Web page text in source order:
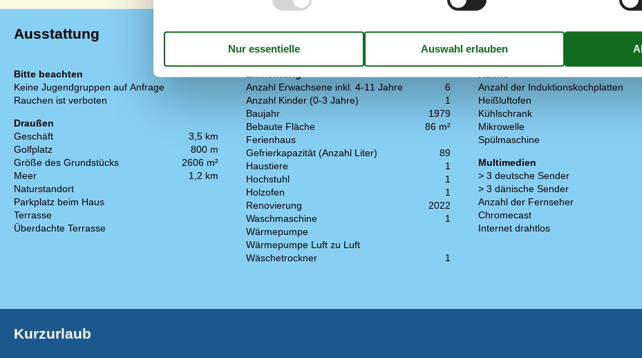
Ausstattung
Bitte beachten
Keine Jugendgruppen auf Anfrage
Rauchen ist verboten
Draußen
Geschäft
3,5 km
Golfplatz
800 m
Größe des Grundstücks
2606 m²
Meer
1,2 km
Naturstandort
Parkplatz beim Haus
Terrasse
Überdachte Terrasse
Einrichtung
Anzahl Erwachsene inkl. 4-11 Jahre
6
Anzahl Kinder (0-3 Jahre)
1
Baujahr
1979
Bebaute Fläche
86 m²
Ferienhaus
Gefrierkapazität (Anzahl Liter)
89
Haustiere
1
Hochstuhl
1
Holzofen
1
Renovierung
2022
Waschmaschine
1
Wärmepumpe
Wärmepumpe Luft zu Luft
Wäschetrockner
1
Küche
Anzahl der Induktionskochplatten
Heißluftofen
Kühlschrank
Mikrowelle
Spülmaschine
Multimedien
> 3 deutsche Sender
> 3 dänische Sender
Anzahl der Fernseher
Chromecast
Internet drahtlos
Kurzurlaub